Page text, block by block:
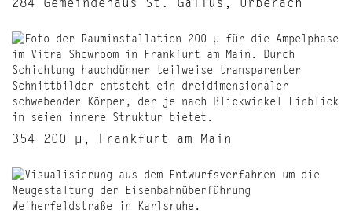
284 Gemeindehaus St. Gallus, Urberach
354 200 μ, Frankfurt am Main